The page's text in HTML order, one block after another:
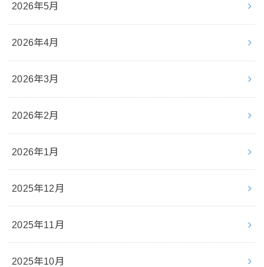
2026年5月
2026年4月
2026年3月
2026年2月
2026年1月
2025年12月
2025年11月
2025年10月